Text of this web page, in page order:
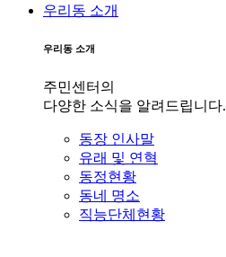
우리동 소개
우리동 소개
주민센터의
다양한 소식을 알려드립니다.
동장 인사말
유래 및 연혁
동정현황
동네 명소
직능단체현황